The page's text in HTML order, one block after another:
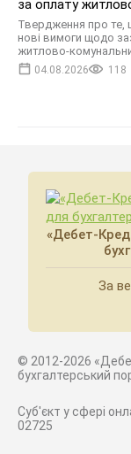
за оплату
Твердження про те,
нові вимоги щодо
житлово-
04.08.2026 118
«Дебет-
За
© 2012-2026
бухгалтерський
Суб'єкт у сфері
02725